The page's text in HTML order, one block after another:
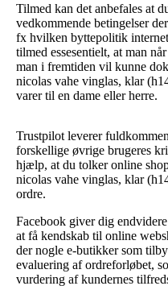
Tilmed kan det anbefales at
vedkommende betingelser
fx hvilken byttepolitik
tilmed essesentielt, at man
man i fremtiden vil kunne
nicolas vahe vinglas, klar
varer til en dame eller herre.
Trustpilot leverer
forskellige øvrige brugeres
hjælp, at du tolker online
nicolas vahe vinglas, klar
ordre.
Facebook giver dig
at få kendskab til online
der nogle e-butikker som
evaluering af ordreforløbet,
vurdering af kundernes